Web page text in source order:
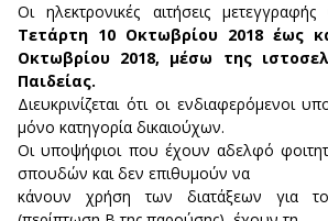
Οι ηλεκτρονικές αιτήσεις
Τετάρτη 10 Οκτωβρίου 2018 έως
Οκτωβρίου 2018, μέσω της
Παιδείας.
Διευκρινίζεται ότι οι ενδιαφερόμενοι
μόνο κατηγορία δικαιούχων.
Οι υποψήφιοι που έχουν αδελφό
σπουδών και δεν επιθυμούν να
κάνουν χρήση των διατάξεων για